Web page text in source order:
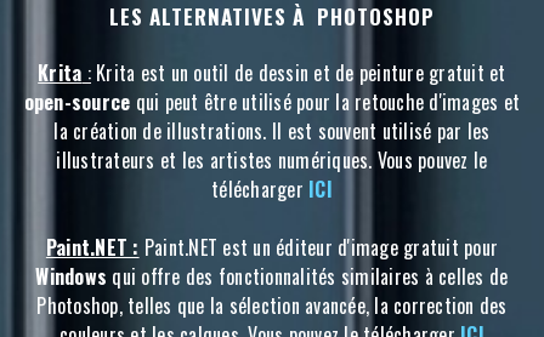
LES ALTERNATIVES À PHOTOSHOP
Krita :Krita est un outil de dessin et de peinture gratuit et
open-source qui peut être utilisé pour la retouche d'images et
la création de illustrations. Il est souvent utilisé par les
illustrateurs et les artistes numériques. Vous pouvez le
télécharger ICI
Paint.NET : Paint.NET est un éditeur d'image gratuit pour
Windows qui offre des fonctionnalités similaires à celles de
Photoshop, telles que la sélection avancée, la correction des